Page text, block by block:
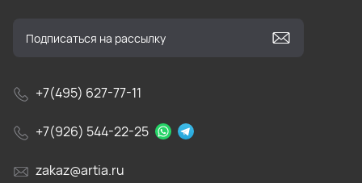
+7(495) 627-77-11
+7(926) 544-22-25
zakaz@artia.ru